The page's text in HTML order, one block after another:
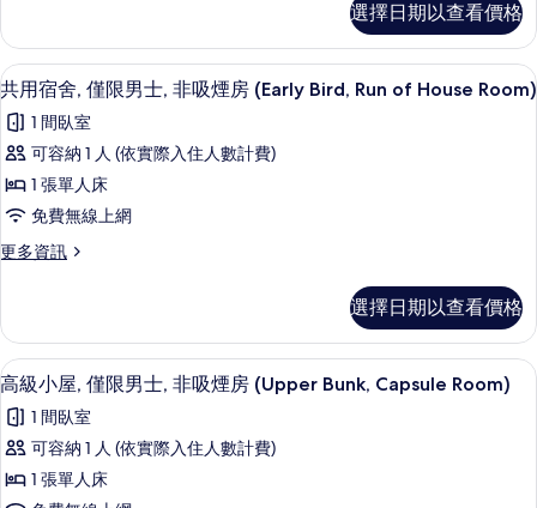
所
有
相
片
詳
情
非
吸
煙
房
(Lower
Bunk
in
Capsule
Room)
所
有
相
片
僅
限
男
士,
非
吸
房
(Lower
in
詳
情
選擇日期以查看價格
顯
示
共
用
宿
僅
男
士,
非
吸
煙
房
共用宿舍, 僅限男士, 非吸煙房 (Early
10
共用宿舍, 僅限男士, 非吸煙房 (Early Bird, Run of House Room)
1 間臥室
可容納 1 人 (依實際入住人數計費)
1 張單人床
免費無線上網
更多資訊
更
宿
舍,
僅
男
士,
吸
選擇日期以查看價格
顯
示
高
級
小
高級小屋, 僅限男士, 非吸煙房 (Upper
10
高級小屋, 僅限男士, 非吸煙房 (Upper Bunk, Capsule Room)
1 間臥室
可容納 1 人 (依實際入住人數計費)
1 張單人床